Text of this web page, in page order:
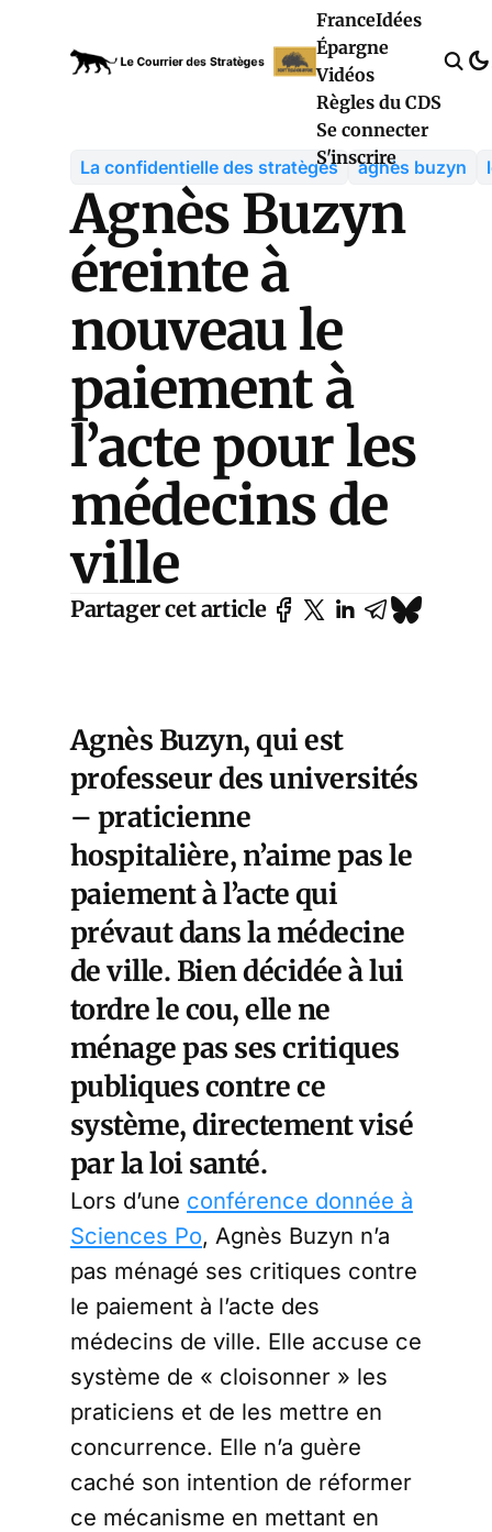
FranceIdées
Épargne
Vidéos
Règles du CDS
Se connecter
S'inscrire
La confidentielle des stratèges agnès buzyn
Agnès Buzyn
éreinte à
nouveau le
paiement à
l’acte pour les
médecins de
ville
Partager cet article
Agnès Buzyn, qui est
professeur des universités
– praticienne
hospitalière, n’aime pas le
paiement à l’acte qui
prévaut dans la médecine
de ville. Bien décidée à lui
tordre le cou, elle ne
ménage pas ses critiques
publiques contre ce
système, directement visé
par la loi santé.
Lors d’une conférence donnée à
Sciences Po, Agnès Buzyn n’a
pas ménagé ses critiques contre
le paiement à l’acte des
médecins de ville. Elle accuse ce
système de « cloisonner » les
praticiens et de les mettre en
concurrence. Elle n’a guère
caché son intention de réformer
ce mécanisme en mettant en